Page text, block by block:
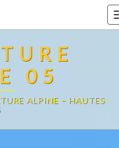
05
ALPINE – HAUTES